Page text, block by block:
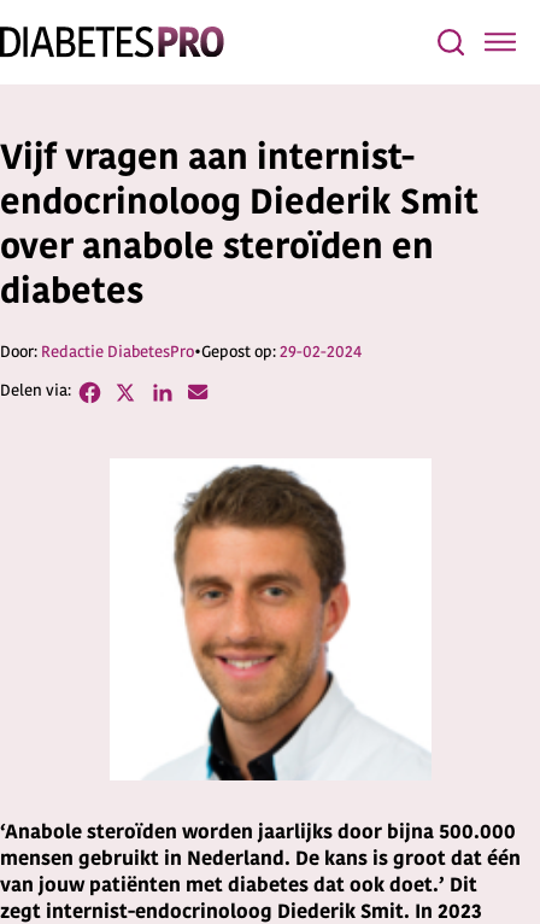
Vijf vragen aan internist-
endocrinoloog Diederik Smit
over anabole steroïden en
diabetes
Redactie DiabetesPro 29-02-2024
‘Anabole steroïden worden jaarlijks door bijna 500.000
mensen gebruikt in Nederland. De kans is groot dat één
van jouw patiënten met diabetes dat ook doet.’ Dit
zegt internist-endocrinoloog Diederik Smit. In 2023